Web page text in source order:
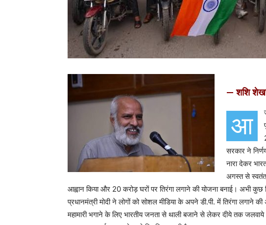
— शशि
आ
सरकार ने
नारा देकर
अगस्त से
आह्वान किया और 20 करोड़ घरों पर तिरंगा लगाने की योजना बनाई। अभी कुछ
प्रधानमंत्री मोदी ने लोगों को सोशल मीडिया के अपने डी.पी. में तिरंगा लगाने की
महामारी भगाने के लिए भारतीय जनता से थाली बजाने से लेकर दीये तक जलवाये